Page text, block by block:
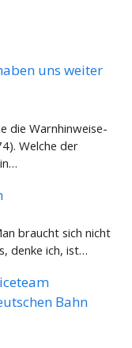
uns weiter
die Warnhinweise-
Welche der
braucht sich nicht
denke ich, ist…
Bahn